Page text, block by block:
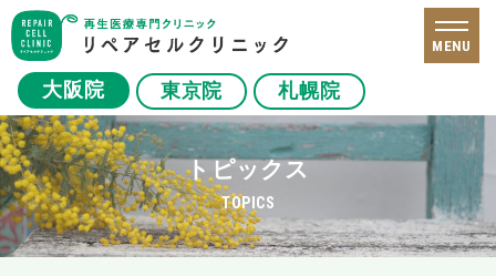
大阪院 東京院 札幌院
MENU
トピックス
TOPICS